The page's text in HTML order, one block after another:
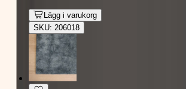
Lägg i varukorg
SKU: 206018